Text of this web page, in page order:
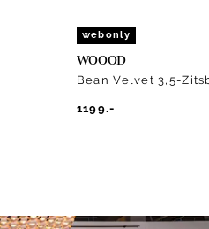
webonly
WOOOD
Bean Velvet 3,5-
1199.-